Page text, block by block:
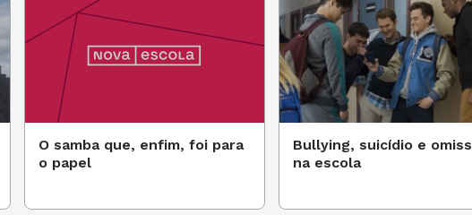
O samba que, enfim, foi para
o papel
Bullying, suicídio e
na escola